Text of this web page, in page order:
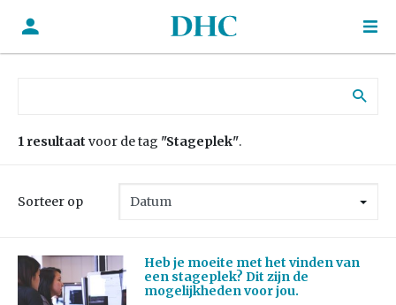
1 resultaat voor de tag "Stageplek".
Sorteer op
Heb je moeite met het vinden van
een stageplek? Dit zijn de
mogelijkheden voor jou.